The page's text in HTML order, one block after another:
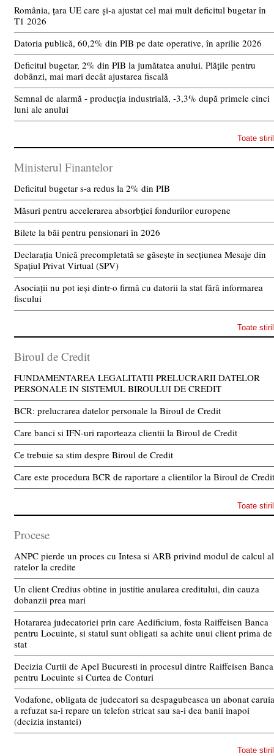
România, țara UE care și-a ajustat cel mai mult deficitul bugetar în
T1 2026
Datoria publică, 60,2% din PIB pe date operative, în aprilie 2026
Deficitul bugetar, 2% din PIB la jumătatea anului. Plățile pentru
dobânzi, mai mari decât ajustarea fiscală
Semnal de alarmă - producția industrială, -3,3% după primele cinci
luni ale anului
Toate
Ministerul Finantelor
Deficitul bugetar s-a redus la 2% din PIB
Măsuri pentru accelerarea absorbției fondurilor europene
Bilete la băi pentru pensionari în 2026
Declarația Unică precompletată se găsește în secțiunea Mesaje din
Spațiul Privat Virtual (SPV)
Asociații nu pot ieși dintr-o firmă cu datorii la stat fără informarea
fiscului
Toate
Biroul de Credit
FUNDAMENTAREA LEGALITATII PRELUCRARII DATELOR
PERSONALE IN SISTEMUL BIROULUI DE CREDIT
BCR: prelucrarea datelor personale la Biroul de Credit
Care banci si IFN-uri raporteaza clientii la Biroul de Credit
Ce trebuie sa stim despre Biroul de Credit
Care este procedura BCR de raportare a clientilor la Biroul de Credit
Toate
Procese
ANPC pierde un proces cu Intesa si ARB privind modul de calcul al
ratelor la credite
Un client Credius obtine in justitie anularea creditului, din cauza
dobanzii prea mari
Hotararea judecatoriei prin care Aedificium, fosta Raiffeisen Banca
pentru Locuinte, si statul sunt obligati sa achite unui client prima de
stat
Decizia Curtii de Apel Bucuresti in procesul dintre Raiffeisen Banca
pentru Locuinte si Curtea de Conturi
Vodafone, obligata de judecatori sa despagubeasca un abonat caruia
a refuzat sa-i repare un telefon stricat sau sa-i dea banii inapoi
(decizia instantei)
Toate